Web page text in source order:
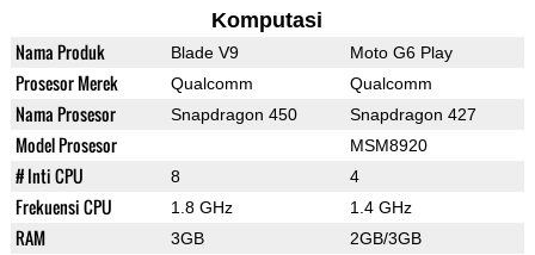
Komputasi
Nama Produk Blade V9 Moto G6 Play
Prosesor Merek Qualcomm Qualcomm
Nama Prosesor Snapdragon 450 Snapdragon 427
Model Prosesor MSM8920
# Inti CPU 8 4
Frekuensi CPU 1.8 GHz 1.4 GHz
RAM 3GB 2GB/3GB